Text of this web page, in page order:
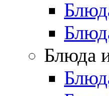
Блюда